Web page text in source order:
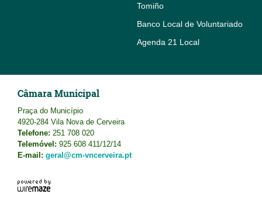
Tomiño
Banco Local de Voluntariado
Agenda 21 Local
Câmara Municipal
Praça do Município
4920-284 Vila Nova de Cerveira
Telefone: 251 708 020
Telemóvel: 925 608 411/12/14
E-mail: geral@cm-vncerveira.pt